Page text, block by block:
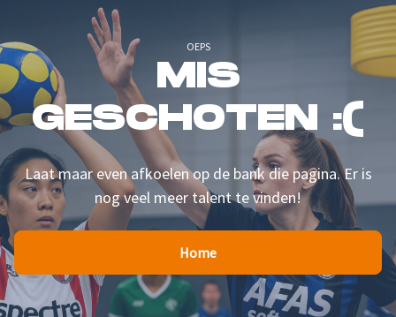
OEPS
MIS
GESCHOTEN :(
Laat maar even afkoelen op de bank die pagina. Er is
nog veel meer talent te vinden!
Home